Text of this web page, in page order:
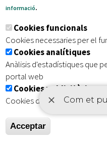
Subscriu-te al nostre
Inici | Avís legal |
| Accessibilitat
informació.
Cookies funcionals
Cookies necessaries per el
Cookies analítiques
Anàlisis d'estadístiques que
portal web
Cookies publicitàries
Cookies de tercers amb
Acceptar